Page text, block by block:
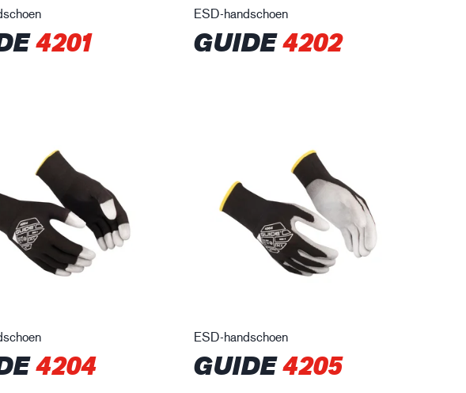
4201
ESD-handschoen
GUIDE4202
4204
ESD-handschoen
GUIDE4205